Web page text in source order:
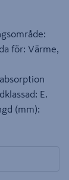
för: Värme,
E.
(mm):